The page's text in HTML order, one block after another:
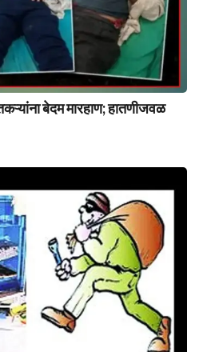
बेदम मारहाण; हातणीजवळ